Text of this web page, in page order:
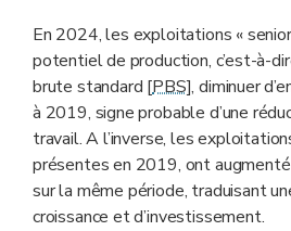
En 2024, les exploitations «
potentiel de production, c’est-à-
brute standard [PBS], diminuer
à 2019, signe probable d’une
travail. A l’inverse, les
présentes en 2019, ont
sur la même période, traduisant
croissance et d’investissement.